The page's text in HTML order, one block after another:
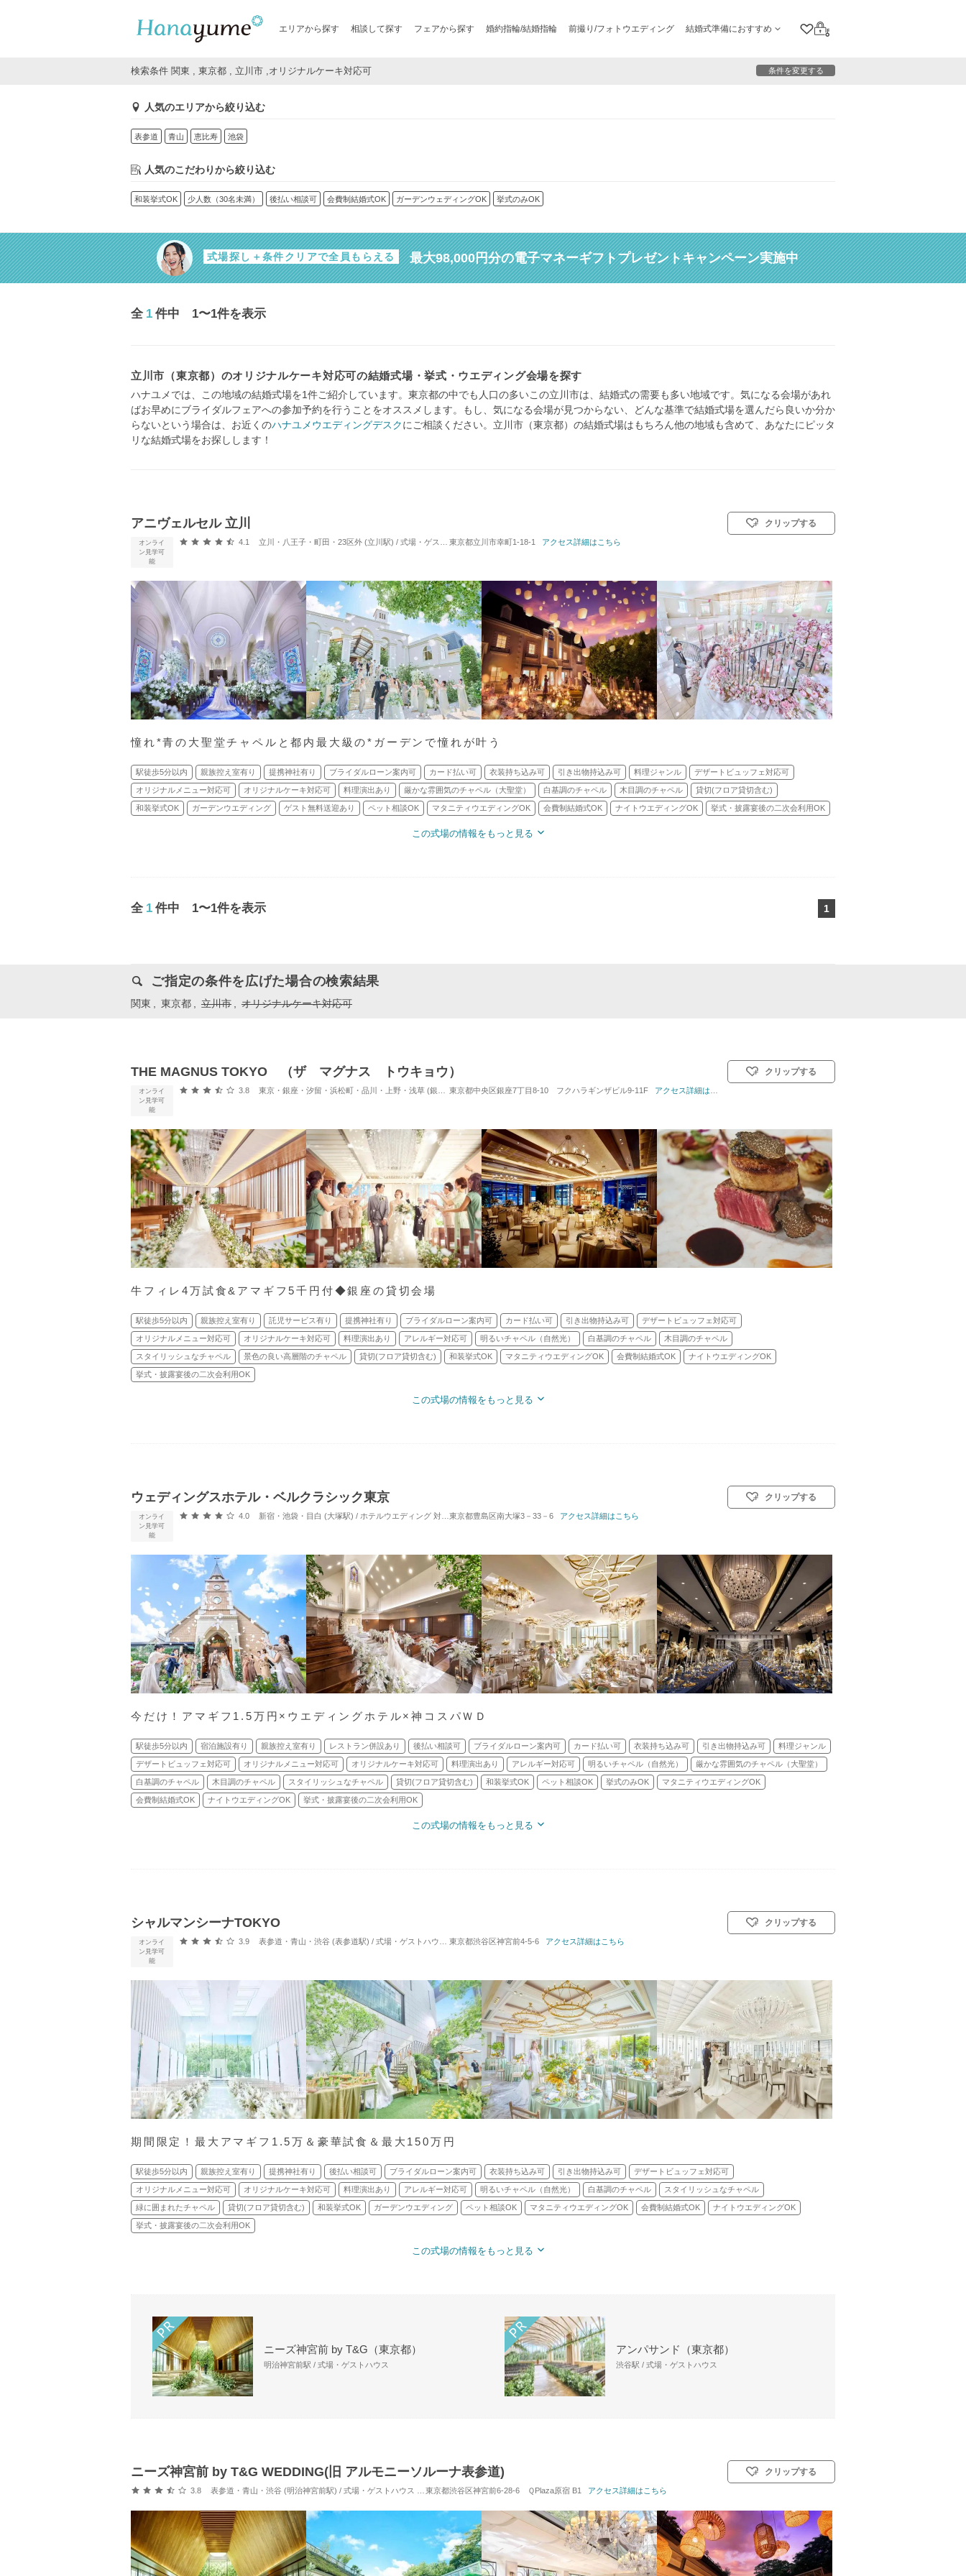
エリアから探す 相談して探す フェアから探す 婚約指輪/結婚指輪 前撮り/フォトウエディング 結婚式準備におすすめ
クリップリスト
ログイン
検索条件 関東 , 東京都 , 立川市 ,オリジナルケーキ対応可 条件を変更する
人気のエリアから絞り込む
表参道 青山 恵比寿 池袋
人気のこだわりから絞り込む
和装挙式OK 少人数（30名未満） 後払い相談可 会費制結婚式OK ガーデンウェディングOK 挙式のみOK
式場探し＋条件クリアで全員もらえる 最大98,000円分の電子マネーギフトプレゼントキャンペーン実施中
全 1 件中 1〜1件を表示
立川市（東京都）のオリジナルケーキ対応可の結婚式場・挙式・ウエディング会場を探す
ハナユメでは、この地域の結婚式場を1件ご紹介しています。東京都の中でも人口の多いこの立川市は、結婚式の需要も多い地域です。気になる会場があれ
ばお早めにブライダルフェアへの参加予約を行うことをオススメします。もし、気になる会場が見つからない、どんな基準で結婚式場を選んだら良いか分か
らないという場合は、お近くのハナユメウエディングデスクにご相談ください。立川市（東京都）の結婚式場はもちろん他の地域も含めて、あなたにピッタ
リな結婚式場をお探しします！
アニヴェルセル 立川
オンライ
ン見学可
能
口コミ評価
4.1 立川・八王子・町田・23区外 (立川駅) / 式場・ゲストハウス 対応人数: 着席：10名 ～ 128名 挙式スタイル: 教会式(キリスト教式)／神前式／人前式／仏前式
東京都立川市幸町1-18-1 アクセス詳細はこちら
クリップする
憧れ*青の大聖堂チャペルと都内最大級の*ガーデンで憧れが叶う
駅徒歩5分以内 親族控え室有り 提携神社有り ブライダルローン案内可 カード払い可 衣装持ち込み可 引き出物持込み可 料理ジャンル デザートビュッフェ対応可
オリジナルメニュー対応可 オリジナルケーキ対応可 料理演出あり 厳かな雰囲気のチャペル（大聖堂） 白基調のチャペル 木目調のチャペル 貸切(フロア貸切含む)
和装挙式OK ガーデンウエディング ゲスト無料送迎あり ペット相談OK マタニティウエディングOK 会費制結婚式OK ナイトウエディングOK 挙式・披露宴後の二次会利用OK
この式場の情報をもっと見る
全 1 件中 1〜1件を表示
1
ご指定の条件を広げた場合の検索結果
関東 東京都 立川市 オリジナルケーキ対応可
THE MAGNUS TOKYO （ザ マグナス トウキョウ）
オンライ
ン見学可
能
口コミ評価
3.8 東京・銀座・汐留・浜松町・品川・上野・浅草 (銀座駅) / 式場・ゲストハウス 対応人数: 着席：2名 ～ 128名 挙式スタイル: 教会式(キリスト教式)／人前式／仏前式
東京都中央区銀座7丁目8-10 フクハラギンザビル9-11F アクセス詳細はこちら
クリップする
牛フィレ4万試食&アマギフ5千円付◆銀座の貸切会場
駅徒歩5分以内 親族控え室有り 託児サービス有り 提携神社有り ブライダルローン案内可 カード払い可 引き出物持込み可 デザートビュッフェ対応可
オリジナルメニュー対応可 オリジナルケーキ対応可 料理演出あり アレルギー対応可 明るいチャペル（自然光） 白基調のチャペル 木目調のチャペル
スタイリッシュなチャペル 景色の良い高層階のチャペル 貸切(フロア貸切含む) 和装挙式OK マタニティウエディングOK 会費制結婚式OK ナイトウエディングOK
挙式・披露宴後の二次会利用OK
この式場の情報をもっと見る
ウェディングスホテル・ベルクラシック東京
オンライ
ン見学可
能
口コミ評価
4.0 新宿・池袋・目白 (大塚駅) / ホテルウエディング 対応人数: 着席：2名 ～ 180名 挙式スタイル: 教会式(キリスト教式)／神前式／人前式／仏前式
東京都豊島区南大塚3－33－6 アクセス詳細はこちら
クリップする
今だけ！アマギフ1.5万円×ウエディングホテル×神コスパＷＤ
駅徒歩5分以内 宿泊施設有り 親族控え室有り レストラン併設あり 後払い相談可 ブライダルローン案内可 カード払い可 衣装持ち込み可 引き出物持込み可 料理ジャンル
デザートビュッフェ対応可 オリジナルメニュー対応可 オリジナルケーキ対応可 料理演出あり アレルギー対応可 明るいチャペル（自然光） 厳かな雰囲気のチャペル（大聖堂）
白基調のチャペル 木目調のチャペル スタイリッシュなチャペル 貸切(フロア貸切含む) 和装挙式OK ペット相談OK 挙式のみOK マタニティウエディングOK
会費制結婚式OK ナイトウエディングOK 挙式・披露宴後の二次会利用OK
この式場の情報をもっと見る
シャルマンシーナTOKYO
オンライ
ン見学可
能
口コミ評価
3.9 表参道・青山・渋谷 (表参道駅) / 式場・ゲストハウス 対応人数: 着席：2名 ～ 140名 挙式スタイル: 教会式(キリスト教式)／人前式／仏前式
東京都渋谷区神宮前4-5-6 アクセス詳細はこちら
クリップする
期間限定！最大アマギフ1.5万＆豪華試食＆最大150万円
駅徒歩5分以内 親族控え室有り 提携神社有り 後払い相談可 ブライダルローン案内可 衣装持ち込み可 引き出物持込み可 デザートビュッフェ対応可
オリジナルメニュー対応可 オリジナルケーキ対応可 料理演出あり アレルギー対応可 明るいチャペル（自然光） 白基調のチャペル スタイリッシュなチャペル
緑に囲まれたチャペル 貸切(フロア貸切含む) 和装挙式OK ガーデンウエディング ペット相談OK マタニティウエディングOK 会費制結婚式OK ナイトウエディングOK
挙式・披露宴後の二次会利用OK
この式場の情報をもっと見る
ニーズ神宮前 by T&G（東京都）
明治神宮前駅 / 式場・ゲストハウス
アンパサンド（東京都）
渋谷駅 / 式場・ゲストハウス
ニーズ神宮前 by T&G WEDDING(旧 アルモニーソルーナ表参道)
口コミ評価
3.8 表参道・青山・渋谷 (明治神宮前駅) / 式場・ゲストハウス 対応人数: 着席：10名 ～ 120名 挙式スタイル: 教会式(キリスト教式)／人前式／和装人前式
東京都渋谷区神宮前6-28-6 ＱPlaza原宿 B1 アクセス詳細はこちら
クリップする